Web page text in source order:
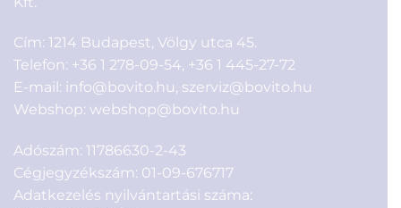
Cím: 1214 Budapest, Völgy utca 45.
Telefon: +36 1 278-09-54, +36 1 445-27-72
E-mail: info@bovito.hu, szerviz@bovito.hu
Webshop: webshop@bovito.hu
Adószám: 11786630-2-43
Cégjegyzékszám: 01-09-676717
Adatkezelés nyilvántartási száma: